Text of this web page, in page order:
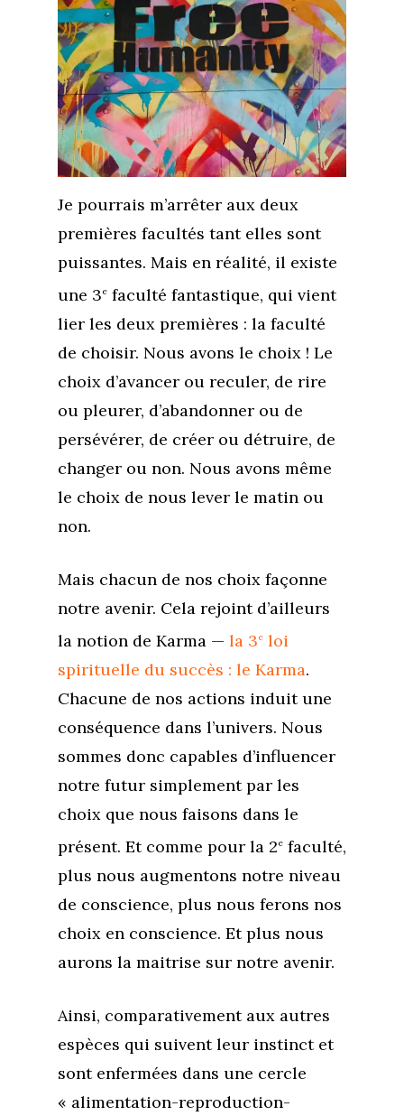
Je pourrais m’arrêter aux deux
premières facultés tant elles sont
puissantes. Mais en réalité, il existe
une 3e faculté fantastique, qui vient
lier les deux premières : la faculté
de choisir. Nous avons le choix ! Le
choix d’avancer ou reculer, de rire
ou pleurer, d’abandonner ou de
persévérer, de créer ou détruire, de
changer ou non. Nous avons même
le choix de nous lever le matin ou
non.
Mais chacun de nos choix façonne
notre avenir. Cela rejoint d’ailleurs
la notion de Karma — la 3e loi
spirituelle du succès : le Karma.
Chacune de nos actions induit une
conséquence dans l’univers. Nous
sommes donc capables d’influencer
notre futur simplement par les
choix que nous faisons dans le
présent. Et comme pour la 2e faculté,
plus nous augmentons notre niveau
de conscience, plus nous ferons nos
choix en conscience. Et plus nous
aurons la maitrise sur notre avenir.
Ainsi, comparativement aux autres
espèces qui suivent leur instinct et
sont enfermées dans une cercle
« alimentation-reproduction-